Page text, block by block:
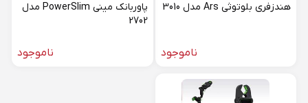
هندزفری بلوتوثی Ars مدل 3010
ناموجود
پاوربانک مینی PowerSlim مدل
2702
ناموجود